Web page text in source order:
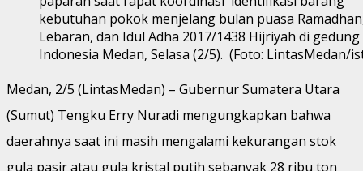
kebutuhan pokok menjelang bulan puasa
Lebaran, dan Idul Adha 2017/1438 Hijriyah di
Indonesia Medan, Selasa (2/5). (Foto: LintasMedan/
Medan, 2/5 (LintasMedan) – Gubernur Sumatera Utara
(Sumut) Tengku Erry Nuradi mengungkapkan bahwa
daerahnya saat ini masih mengalami kekurangan stok
gula pasir atau gula kristal putih sebanyak 28 ribu ton